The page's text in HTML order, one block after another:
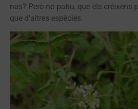
nas? Però no patiu, que els créixens
que d’altres espècies.